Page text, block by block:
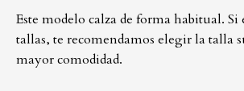
Este modelo calza de forma habitual. Si
tallas, te recomendamos elegir la talla
mayor comodidad.